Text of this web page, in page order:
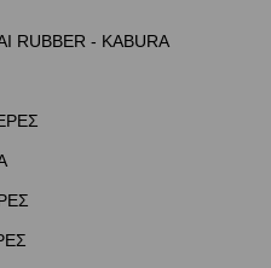
RUBBER - KABURA